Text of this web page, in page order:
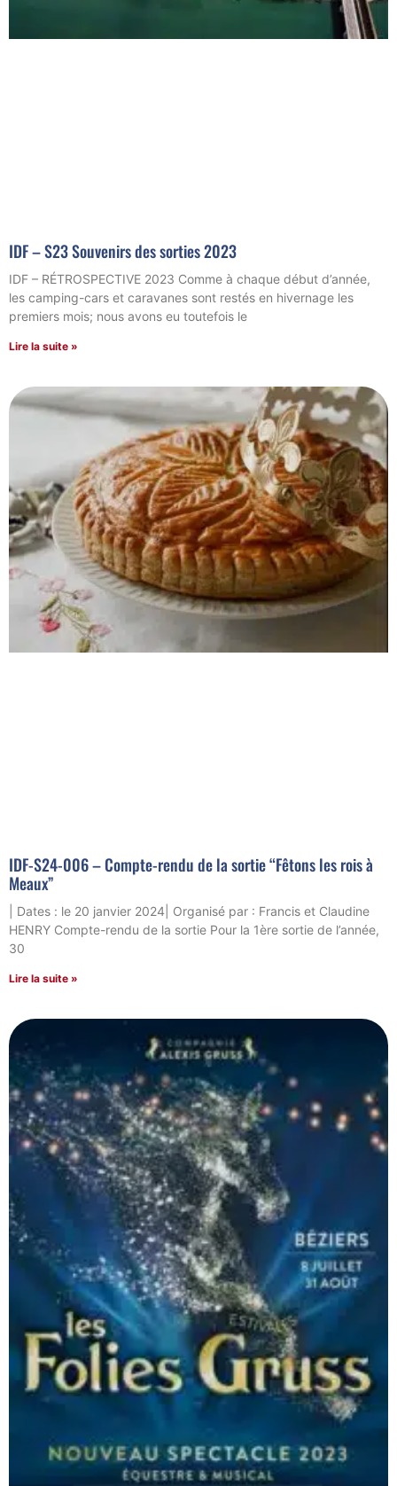
IDF – S23 Souvenirs des sorties 2023
IDF – RÉTROSPECTIVE 2023 Comme à chaque début d’année,
les camping-cars et caravanes sont restés en hivernage les
premiers mois; nous avons eu toutefois le
Lire la suite »
IDF-S24-006 – Compte-rendu de la sortie “Fêtons les rois à
Meaux”
| Dates : le 20 janvier 2024| Organisé par : Francis et Claudine
HENRY Compte-rendu de la sortie Pour la 1ère sortie de l’année,
30
Lire la suite »